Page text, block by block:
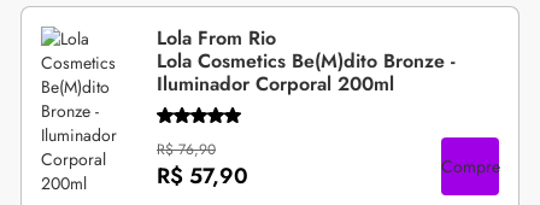
Lola From Rio
Lola Cosmetics Be(M)dito Bronze -
Iluminador Corporal 200ml
R$ 76,90
R$ 57,90 Compre